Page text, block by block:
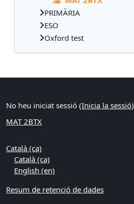
PRIMÀRIA
ESO
Oxford test
Blocs suplementaris
No heu iniciat sessió (Inicia la sessió)
MAT 2BTX
Català ‎(ca)‎
Català ‎(ca)‎
English ‎(en)‎
Resum de retenció de dades